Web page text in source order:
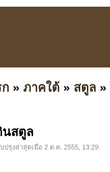
» ภาคใต้ » สตูล »
นสตูล
ปรุงล่าสุดเมื่อ 2 ต.ค. 2555, 13:29.